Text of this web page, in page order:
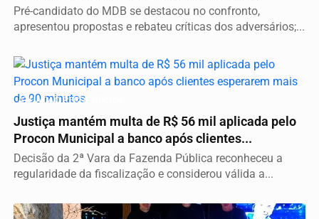
Pré-candidato do MDB se destacou no confronto,
apresentou propostas e rebateu críticas dos adversários;...
ATUAÇÃO RECONHECIDA
Justiça mantém multa de R$ 56 mil aplicada pelo
Procon Municipal a banco após clientes...
Decisão da 2ª Vara da Fazenda Pública reconheceu a
regularidade da fiscalização e considerou válida a...